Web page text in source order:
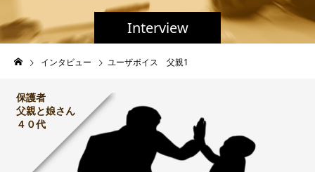
Interview
インタビュー ユーザボイス 父親1
保護者
父親と娘さん
４０代